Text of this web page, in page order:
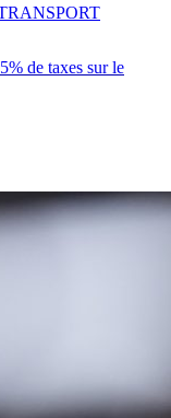
de taxes sur le